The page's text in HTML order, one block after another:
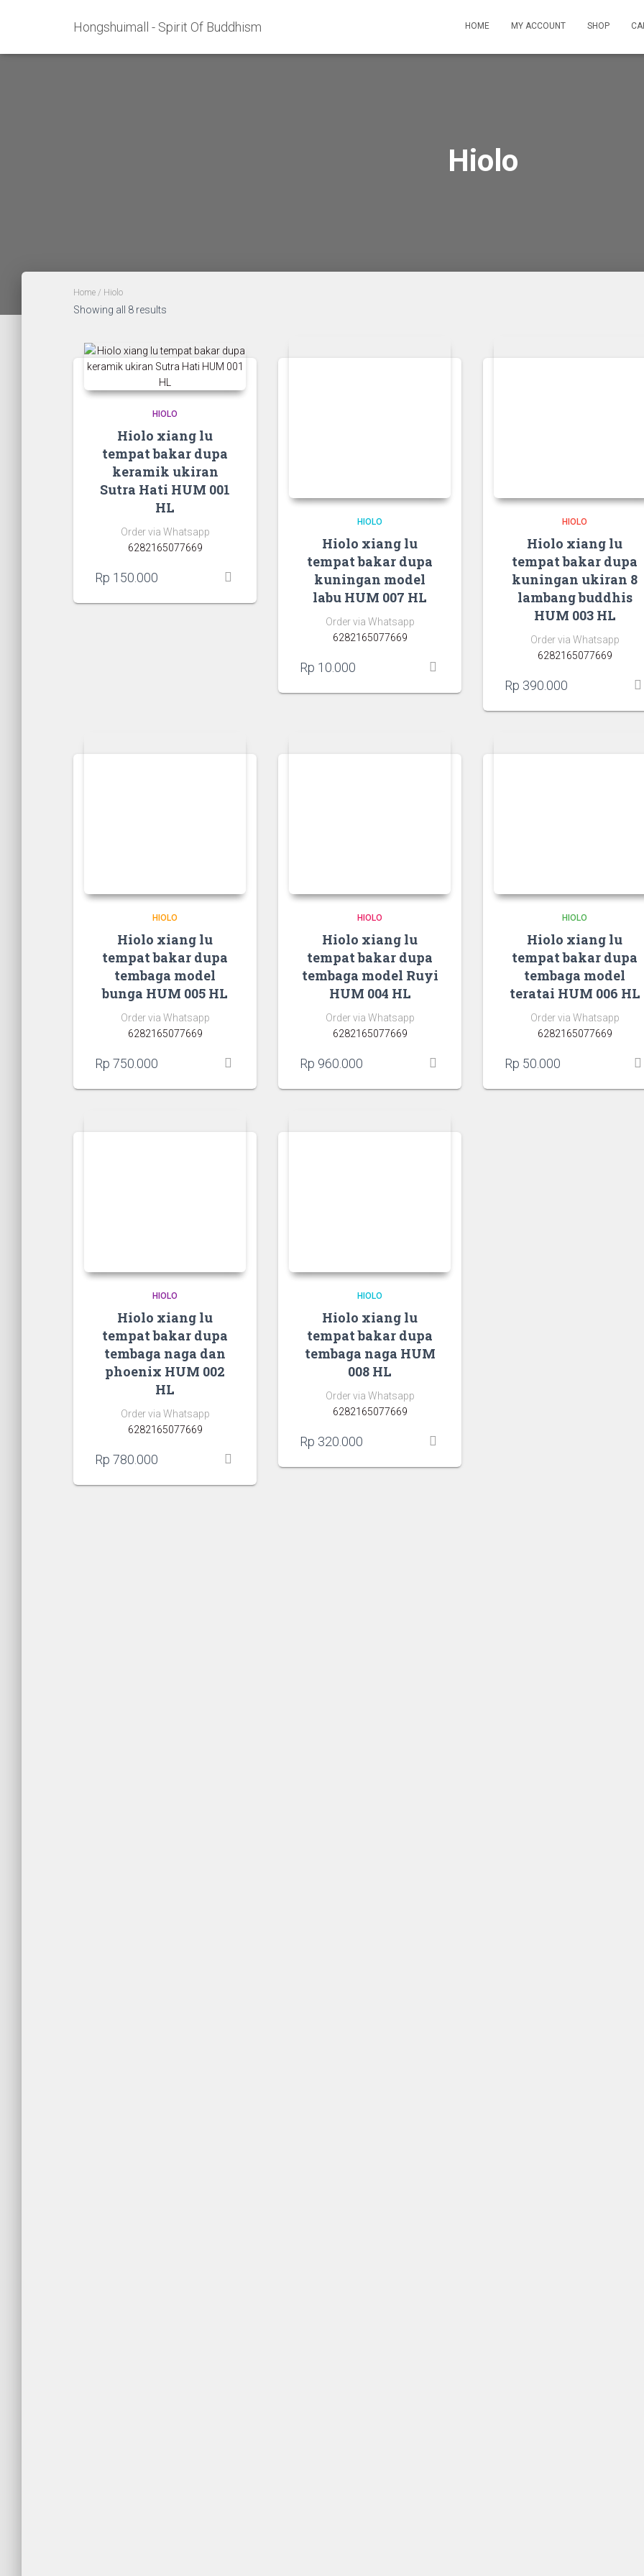
Hongshuimall - Spirit Of Buddhism HOME MY ACCOUNT SHOP
Hiolo
Home / Hiolo
Showing all 8 results
HIOLO
Hiolo xiang lu
tempat bakar dupa
keramik ukiran
Sutra Hati HUM 001
HL
Order via Whatsapp
6282165077669
Rp 150.000
HIOLO
Hiolo xiang lu
tempat bakar dupa
kuningan model
labu HUM 007 HL
Order via Whatsapp
6282165077669
Rp 10.000
HIOLO
Hiolo xiang lu
tempat bakar dupa
kuningan ukiran 8
lambang buddhis
HUM 003 HL
Order via Whatsapp
6282165077669
Rp 390.000
HIOLO
Hiolo xiang lu
tempat bakar dupa
tembaga model
bunga HUM 005 HL
Order via Whatsapp
6282165077669
Rp 750.000
HIOLO
Hiolo xiang lu
tempat bakar dupa
tembaga model Ruyi
HUM 004 HL
Order via Whatsapp
6282165077669
Rp 960.000
HIOLO
Hiolo xiang lu
tempat bakar dupa
tembaga model
teratai HUM 006 HL
Order via Whatsapp
6282165077669
Rp 50.000
HIOLO
Hiolo xiang lu
tempat bakar dupa
tembaga naga dan
phoenix HUM 002
HL
Order via Whatsapp
6282165077669
Rp 780.000
HIOLO
Hiolo xiang lu
tempat bakar dupa
tembaga naga HUM
008 HL
Order via Whatsapp
6282165077669
Rp 320.000